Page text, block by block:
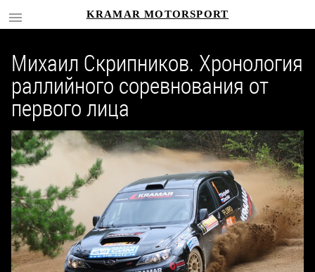
KRAMAR MOTORSPORT
Михаил Скрипников. Хронология
раллийного соревнования от
первого лица